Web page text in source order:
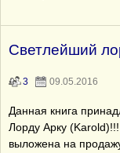
Светлейший
3 09.05.2016
Данная книга
Лорду Арку
выложена на